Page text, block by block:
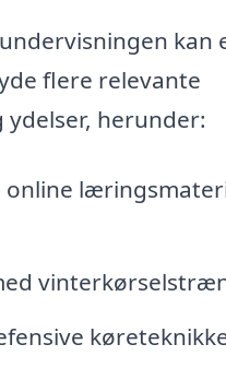
kan
flere relevante
ydelser, herunder:
online